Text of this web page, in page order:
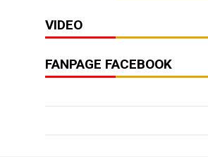
VIDEO
FANPAGE FACEBOOK